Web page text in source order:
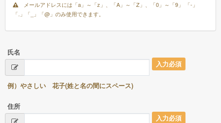
メールアドレスには「a」～「z」、「A」～「Z」、「0」～「9」 「-」
「.」「_」「@」のみ使用できます。
氏名
入力必須
例）やさしい 花子(姓と名の間にスペース)
住所
入力必須